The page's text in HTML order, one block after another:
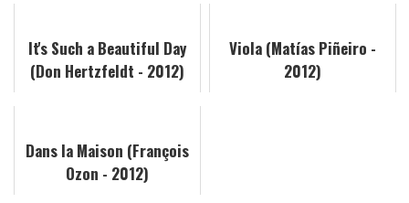
It's Such a Beautiful Day
(Don Hertzfeldt - 2012)
Viola (Matías Piñeiro -
2012)
Dans la Maison (François
Ozon - 2012)